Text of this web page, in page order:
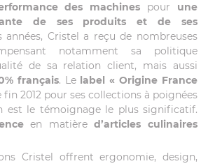
des machines pour une
de ses produits et de ses
années, Cristel a reçu de nombreuses
notamment sa politique
de sa relation client, mais aussi
français. Le label
« Origine France
fin 2012 pour ses collections à poignées
est le témoignage le plus significatif.
en matièred’articles culinaires
Cristel offrent ergonomie, design,